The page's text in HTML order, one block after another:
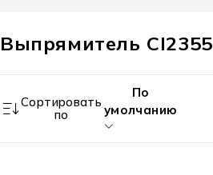
Выпрямитель CI2355
Сортировать
по
По
умолчанию